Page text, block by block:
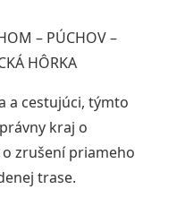
– PÚCHOV –
HÔRKA
a cestujúci, týmto
kraj o
zrušení priameho
trase.